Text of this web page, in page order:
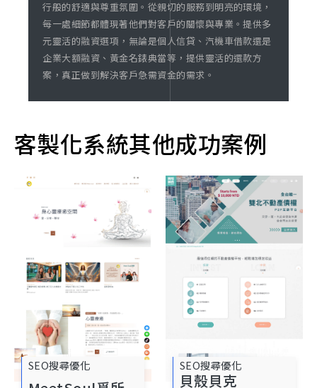
行般的舒適與尊重氛圍。從親切的服務到明亮的環境，
每一處細節都體現著他們對客戶的關懷與專業。提供多
元靈活的融資選項，無論是個人信貸、汽機車借款還是
企業大額融資、黃金名錶典當等，提供靈活的還款方
案，真正做到解決客戶急需資金的需求。
客製化系統其他成功案例
SEO搜尋優化 SEO搜尋優化
貝殼貝克